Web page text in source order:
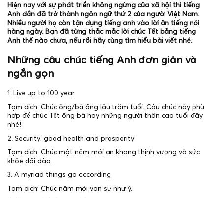
Hiện nay với sự phát triển không ngừng của xã hội thì tiếng
Anh dần đã trở thành ngôn ngữ thứ 2 của người Việt Nam.
Nhiều người họ còn tận dụng tiếng anh vào lời ăn tiếng nói
hàng ngày. Bạn đã từng thắc mắc lời chúc Tết bằng tiếng
Anh thế nào chưa, nếu rồi hãy cùng tìm hiểu bài viết nhé.
Những câu chúc tiếng Anh đơn giản và
ngắn gọn
1. Live up to 100 year
Tạm dịch: Chúc ông/bà ống lâu trăm tuổi. Câu chúc này phù
hợp để chúc Tết ông bà hay những người thân cao tuổi đấy
nhé!
2. Security, good health and prosperity
Tạm dịch: Chúc một năm mới an khang thịnh vượng và sức
khỏe dồi dào.
3. A myriad things go according
Tạm dịch: Chúc năm mới vạn sự như ý.